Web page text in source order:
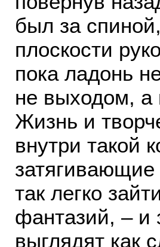
был за
плоскости
пока ладонь
не выходом, а
Жизнь и
внутри такой
затягивающие
так легко
фантазий, – и
выглядят как